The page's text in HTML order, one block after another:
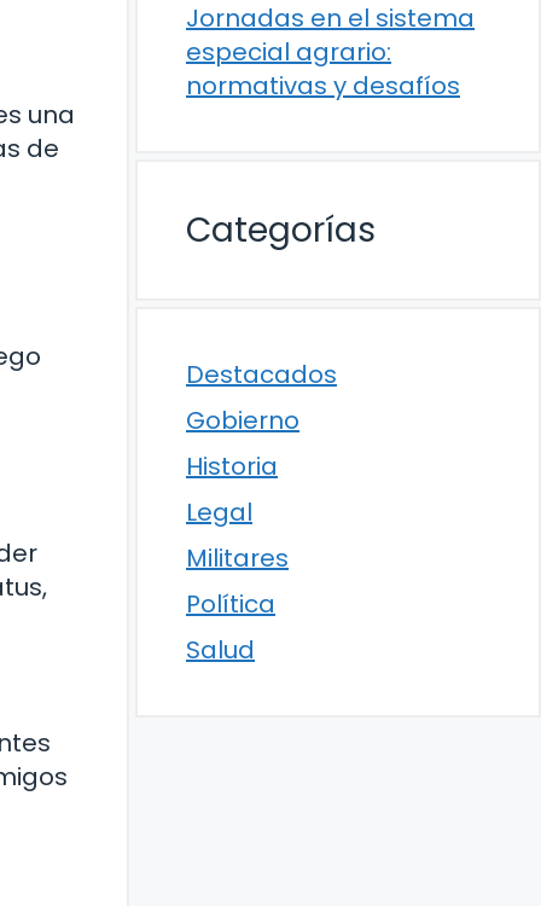
una
de
Jornadas en el sistema
especial agrario:
normativas y desafíos
Categorías
Destacados
Gobierno
Historia
Legal
Militares
Política
Salud